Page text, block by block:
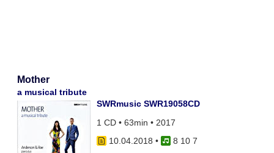
Mother
a musical tribute
SWRmusic SWR19058CD
1 CD • 63min • 2017
10.04.2018 •
8 10 7